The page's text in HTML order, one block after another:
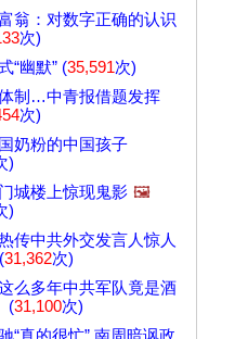
翁：对数字正确的认识
次)
“幽默” (35,591次)
制…中青报借题发挥
次)
奶粉的中国孩子
)
城楼上惊现鬼影 🖼️
)
传中共外交发言人惊人
(31,362次)
么多年中共军队竟是酒
(31,100次)
“真的很忙” 南周暗讽政